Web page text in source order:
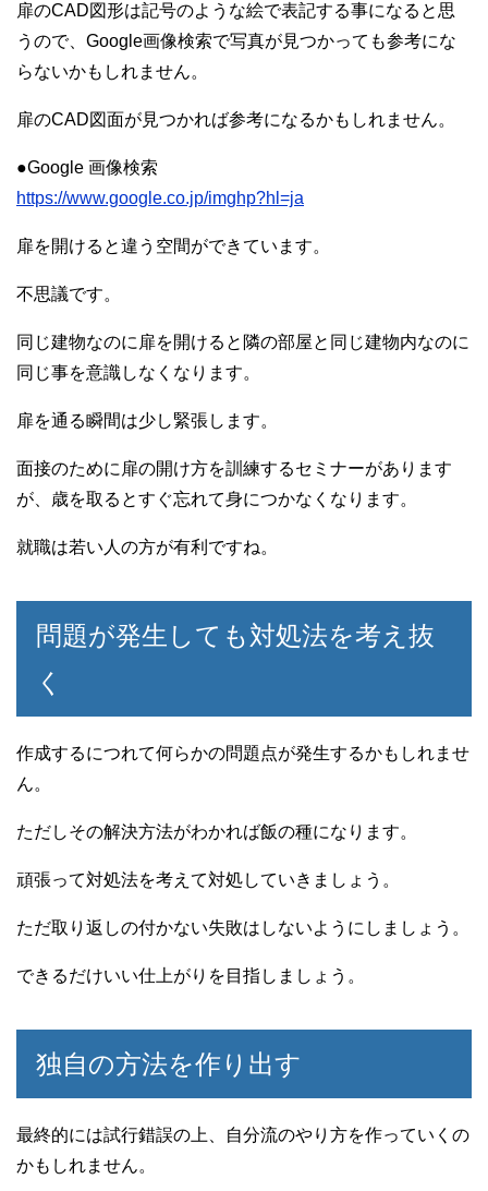
扉のCAD図形は記号のような絵で表記する事になると思
うので、Google画像検索で写真が見つかっても参考にな
らないかもしれません。
扉のCAD図面が見つかれば参考になるかもしれません。
●Google 画像検索
https://www.google.co.jp/imghp?hl=ja
扉を開けると違う空間ができています。
不思議です。
同じ建物なのに扉を開けると隣の部屋と同じ建物内なのに
同じ事を意識しなくなります。
扉を通る瞬間は少し緊張します。
面接のために扉の開け方を訓練するセミナーがあります
が、歳を取るとすぐ忘れて身につかなくなります。
就職は若い人の方が有利ですね。
問題が発生しても対処法を考え抜
く
作成するにつれて何らかの問題点が発生するかもしれませ
ん。
ただしその解決方法がわかれば飯の種になります。
頑張って対処法を考えて対処していきましょう。
ただ取り返しの付かない失敗はしないようにしましょう。
できるだけいい仕上がりを目指しましょう。
独自の方法を作り出す
最終的には試行錯誤の上、自分流のやり方を作っていくの
かもしれません。